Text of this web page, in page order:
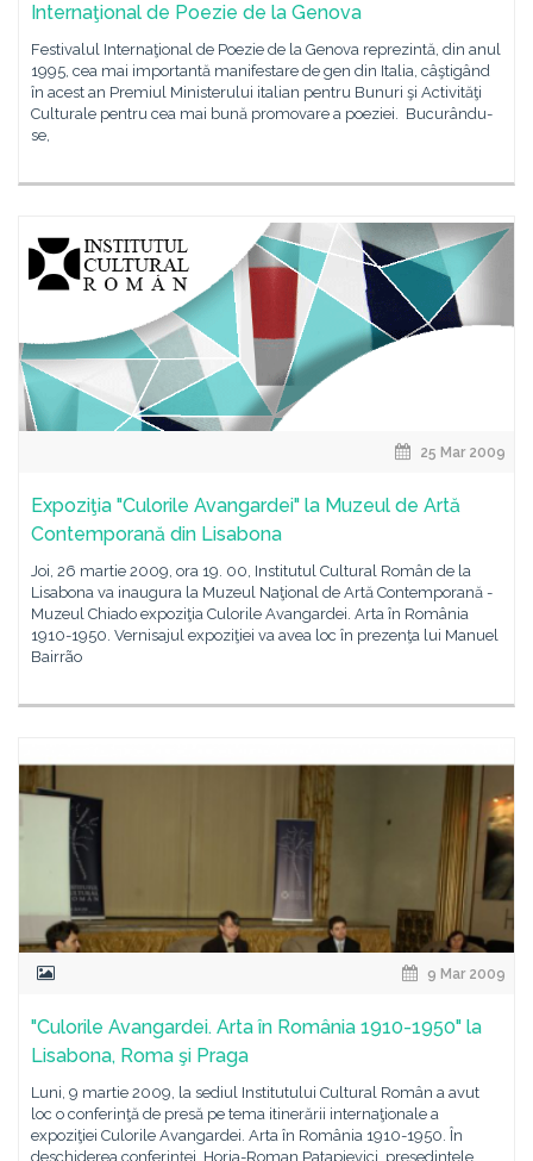
Internaţional de Poezie de la Genova
Festivalul Internaţional de Poezie de la Genova reprezintă, din anul
1995, cea mai importantă manifestare de gen din Italia, câştigând
în acest an Premiul Ministerului italian pentru Bunuri şi Activităţi
Culturale pentru cea mai bună promovare a poeziei. Bucurându-
se,
25 Mar 2009
Expoziţia "Culorile Avangardei" la Muzeul de Artă
Contemporană din Lisabona
Joi, 26 martie 2009, ora 19. 00, Institutul Cultural Român de la
Lisabona va inaugura la Muzeul Naţional de Artă Contemporană -
Muzeul Chiado expoziţia Culorile Avangardei. Arta în România
1910-1950. Vernisajul expoziţiei va avea loc în prezenţa lui Manuel
Bairrão
9 Mar 2009
"Culorile Avangardei. Arta în România 1910-1950" la
Lisabona, Roma şi Praga
Luni, 9 martie 2009, la sediul Institutului Cultural Român a avut
loc o conferinţă de presă pe tema itinerării internaţionale a
expoziţiei Culorile Avangardei. Arta în România 1910-1950. În
deschiderea conferinţei, Horia-Roman Patapievici, preşedintele